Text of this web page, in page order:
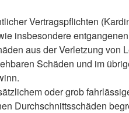
Vertragspflichten
insbesondere
aus der Verletzung von
Schäden und im
oder grob
Durchschnittsschäden